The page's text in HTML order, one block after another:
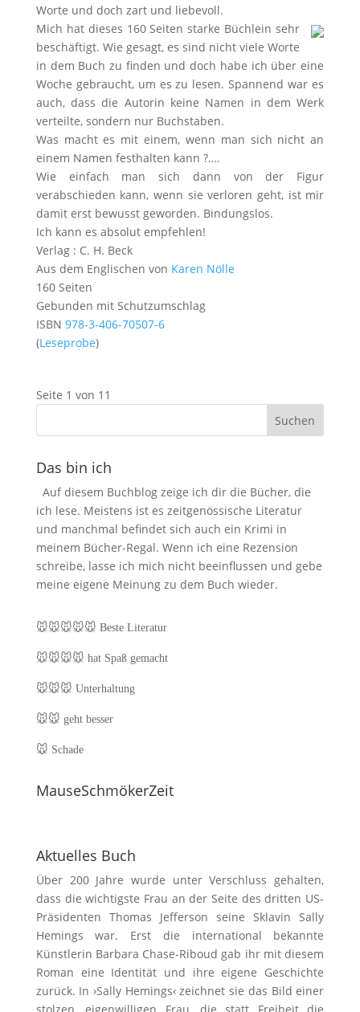
Worte und doch zart und liebevoll.
Mich hat dieses 160 Seiten starke Büchlein sehr
beschäftigt. Wie gesagt, es sind nicht viele Worte
in dem Buch zu finden und doch habe ich über eine
Woche gebraucht, um es zu lesen. Spannend war es
auch, dass die Autorin keine Namen in dem Werk
verteilte, sondern nur Buchstaben.
Was macht es mit einem, wenn man sich nicht an
einem Namen festhalten kann ?….
Wie einfach man sich dann von der Figur
verabschieden kann, wenn sie verloren geht, ist mir
damit erst bewusst geworden. Bindungslos.
Ich kann es absolut empfehlen!
Verlag : C. H. Beck
Aus dem Englischen von Karen Nölle
160 Seiten
Gebunden mit Schutzumschlag
ISBN 978-3-406-70507-6
(Leseprobe)
Seite 1 von 1 1
Das bin ich
Auf diesem Buchblog zeige ich dir die Bücher, die
ich lese. Meistens ist es zeitgenössische Literatur
und manchmal befindet sich auch ein Krimi in
meinem Bücher-Regal. Wenn ich eine Rezension
schreibe, lasse ich mich nicht beeinflussen und gebe
meine eigene Meinung zu dem Buch wieder.
🐭🐭🐭🐭🐭 Beste Literatur
🐭🐭🐭🐭 hat Spaß gemacht
🐭🐭🐭 Unterhaltung
🐭🐭 geht besser
🐭 Schade
MauseSchmökerZeit
Aktuelles Buch
Über 200 Jahre wurde unter Verschluss gehalten,
dass die wichtigste Frau an der Seite des dritten US-
Präsidenten Thomas Jefferson seine Sklavin Sally
Hemings war. Erst die international bekannte
Künstlerin Barbara Chase-Riboud gab ihr mit diesem
Roman eine Identität und ihre eigene Geschichte
zurück. In ›Sally Hemings‹ zeichnet sie das Bild einer